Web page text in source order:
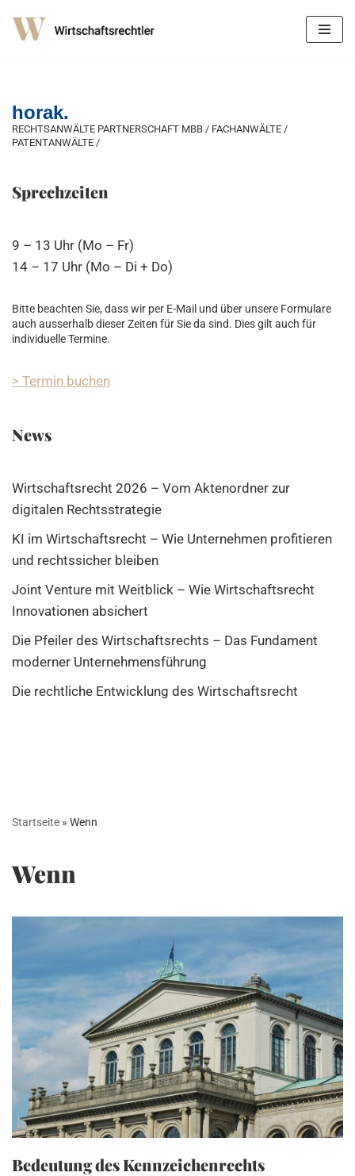
Zum
horak.
RECHTSANWÄLTE PARTNERSCHAFT MBB / FACHANWÄLTE /
PATENTANWÄLTE /
Sprechzeiten
9 – 13 Uhr (Mo – Fr)
14 – 17 Uhr (Mo – Di + Do)
Bitte beachten Sie, dass wir per E-Mail und über unsere Formulare
auch ausserhalb dieser Zeiten für Sie da sind. Dies gilt auch für
individuelle Termine.
> Termin buchen
News
Wirtschaftsrecht 2026 – Vom Aktenordner zur
digitalen Rechtsstrategie
KI im Wirtschaftsrecht – Wie Unternehmen profitieren
und rechtssicher bleiben
Joint Venture mit Weitblick – Wie Wirtschaftsrecht
Innovationen absichert
Die Pfeiler des Wirtschaftsrechts – Das Fundament
moderner Unternehmensführung
Die rechtliche Entwicklung des Wirtschaftsrecht
Startseite » Wenn
Wenn
Bedeutung des Kennzeichenrechts